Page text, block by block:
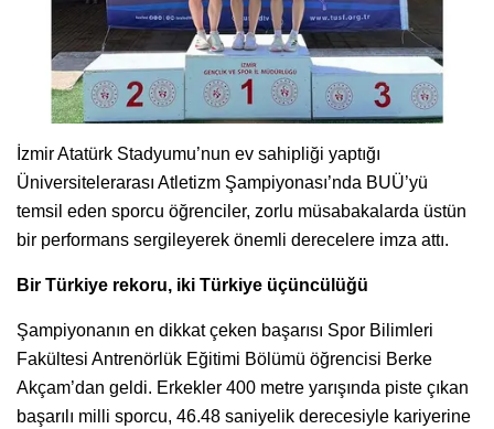
İzmir Atatürk Stadyumu’nun ev sahipliği yaptığı
Üniversitelerarası Atletizm Şampiyonası’nda BUÜ’yü
temsil eden sporcu öğrenciler, zorlu müsabakalarda üstün
bir performans sergileyerek önemli derecelere imza attı.
Bir Türkiye rekoru, iki Türkiye üçüncülüğü
Şampiyonanın en dikkat çeken başarısı Spor Bilimleri
Fakültesi Antrenörlük Eğitimi Bölümü öğrencisi Berke
Akçam’dan geldi. Erkekler 400 metre yarışında piste çıkan
başarılı milli sporcu, 46.48 saniyelik derecesiyle kariyerine